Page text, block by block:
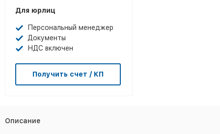
Для юрлиц
Персональный менеджер
Документы
НДС включен
Получить счет / КП
Описание